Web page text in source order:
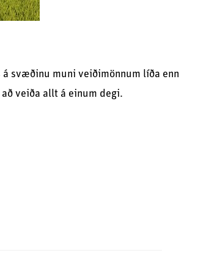
svæðinu muni veiðimönnum líða enn
veiða allt á einum degi.